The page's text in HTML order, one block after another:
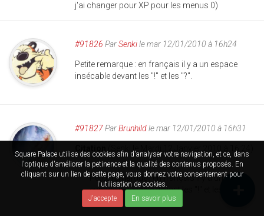
Square Palace utilise des cookies afin d'analyser votre navigation, et ce, dans
l'optique d'améliorer la petinence et la qualité des contenus proposés. En
cliquant sur un lien de cette page, vous donnez votre consentement pour
l'utilisation de cookies.
J'accepte
En savoir plus
j'ai changer pour XP pour les menus 0)
#91826 ParSenkile mar 12/01/2010 à 16h24
Petite remarque : en français il y a un espace
insécable devant les "!" et les "?".
#91827ParBrunhildle mar 12/01/2010 à 16h31
Petite remarque : en français il y a un
espace insécable devant les "!" et les "?".